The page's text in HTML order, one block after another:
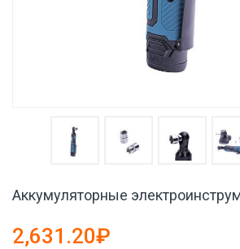
Аккумуляторные
2,631.20₽